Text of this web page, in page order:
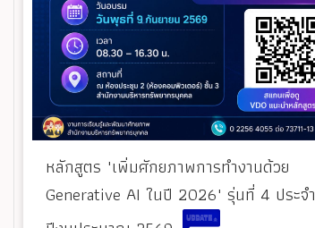
หลักสูตร "เพิ่มศักยภาพการทำงานด้วย
Generative AI ในปี 2026" รุ่นที่ 4 ประจำ